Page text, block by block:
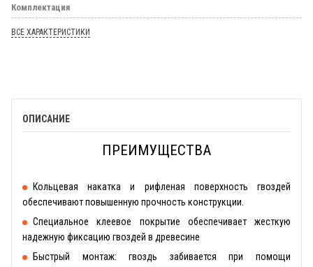
Комплектация
ВСЕ ХАРАКТЕРИСТИКИ
ОПИСАНИЕ
ПРЕИМУЩЕСТВА
Кольцевая накатка и рифленая поверхность гвоздей
обеспечивают повышенную прочность конструкции.
Специальное клеевое покрытие обеспечивает жесткую
надежную фиксацию гвоздей в древесине
Быстрый монтаж: гвоздь забивается при помощи